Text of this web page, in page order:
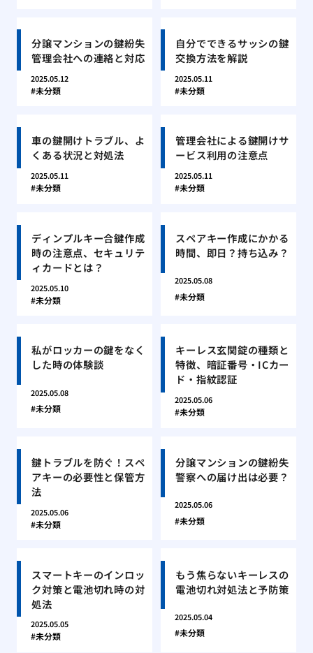
分譲マンションの鍵紛失
管理会社への連絡と対応
2025.05.12
未分類
自分でできるサッシの鍵
交換方法を解説
2025.05.11
未分類
車の鍵開けトラブル、よ
くある状況と対処法
2025.05.11
未分類
管理会社による鍵開けサ
ービス利用の注意点
2025.05.11
未分類
ディンプルキー合鍵作成
時の注意点、セキュリテ
ィカードとは？
2025.05.10
未分類
スペアキー作成にかかる
時間、即日？持ち込み？
2025.05.08
未分類
私がロッカーの鍵をなく
した時の体験談
2025.05.08
未分類
キーレス玄関錠の種類と
特徴、暗証番号・ICカー
ド・指紋認証
2025.05.06
未分類
鍵トラブルを防ぐ！スペ
アキーの必要性と保管方
法
2025.05.06
未分類
分譲マンションの鍵紛失
警察への届け出は必要？
2025.05.06
未分類
スマートキーのインロッ
ク対策と電池切れ時の対
処法
2025.05.05
未分類
もう焦らないキーレスの
電池切れ対処法と予防策
2025.05.04
未分類